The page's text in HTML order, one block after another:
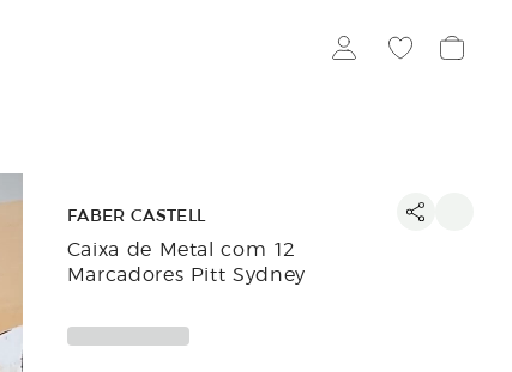
FABER CASTELL
Caixa de Metal com 12
Marcadores Pitt Sydney